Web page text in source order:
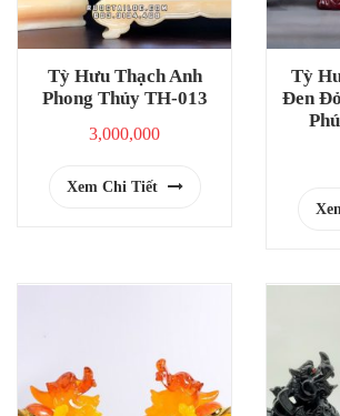
Tỳ Hưu Thạch Anh
Phong Thủy TH-013
3,000,000
Xem Chi Tiết
Tỳ
Đen